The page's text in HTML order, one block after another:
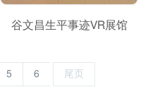
谷文昌生平事迹VR展馆
5 6 尾页